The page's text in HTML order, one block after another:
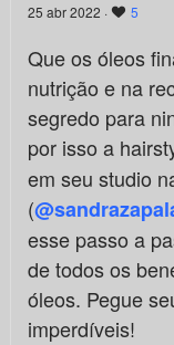
25 abr 2022 · 5
Que os óleos
nutrição e na
segredo para
por isso a
em seu studio
(
esse passo a
de todos os
óleos. Pegue
imperdíveis!